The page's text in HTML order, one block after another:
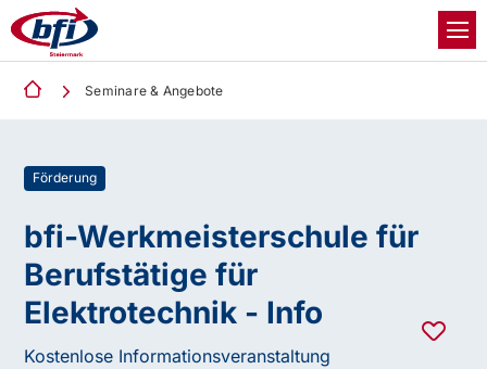
Seminare & Angebote
Förderung
bfi-Werkmeisterschule für
Berufstätige für
Elektrotechnik - Info
Kostenlose Informationsveranstaltung